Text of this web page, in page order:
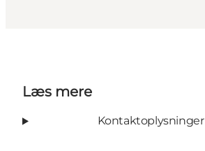
Læs mere
Kontaktoplysninger